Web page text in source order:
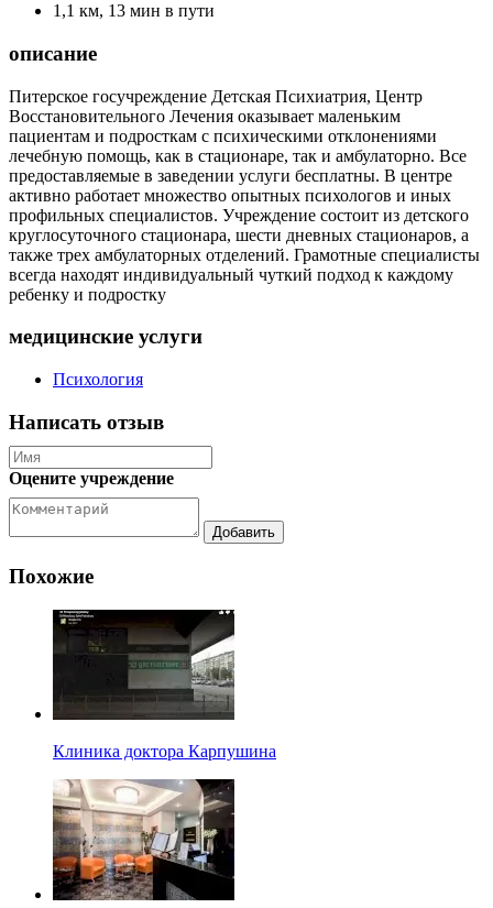
1,1 км, 13 мин в пути
описание
Питерское госучреждение Детская Психиатрия, Центр
Восстановительного Лечения оказывает маленьким
пациентам и подросткам с психическими отклонениями
лечебную помощь, как в стационаре, так и амбулаторно. Все
предоставляемые в заведении услуги бесплатны. В центре
активно работает множество опытных психологов и иных
профильных специалистов. Учреждение состоит из детского
круглосуточного стационара, шести дневных стационаров, а
также трех амбулаторных отделений. Грамотные специалисты
всегда находят индивидуальный чуткий подход к каждому
ребенку и подростку
медицинские услуги
Психология
Написать отзыв
Оцените учреждение
Похожие
Клиника доктора Карпушина